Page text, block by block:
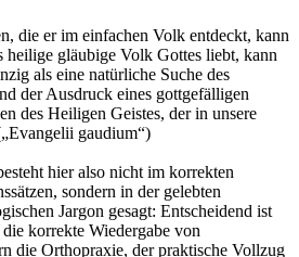
die er im einfachen Volk entdeckt, kann
heilige gläubige Volk Gottes liebt, kann
als eine natürliche Suche des
der Ausdruck eines gottgefälligen
des Heiligen Geistes, der in unsere
gaudium“)
hier also nicht im korrekten
sondern in der gelebten
Jargon gesagt: Entscheidend ist
korrekte Wiedergabe von
die Orthopraxie, der praktische Vollzug